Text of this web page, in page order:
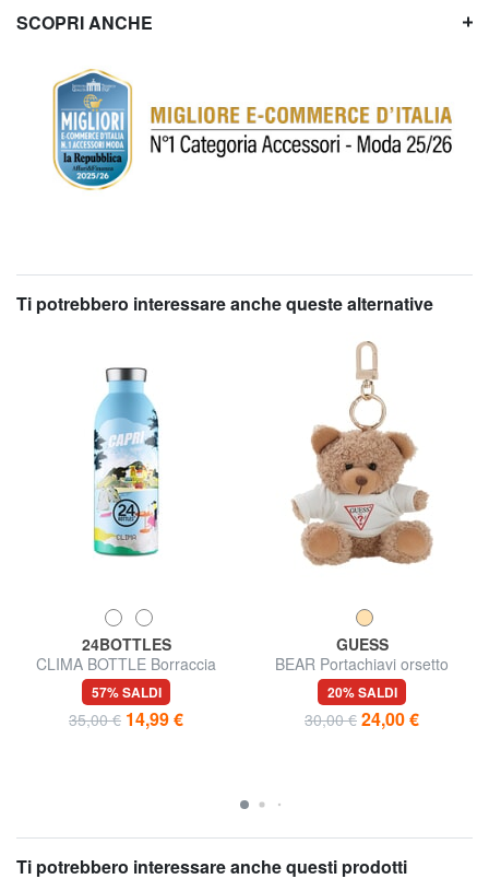
SCOPRI ANCHE
Ti potrebbero interessare anche queste alternative
24BOTTLES
CLIMA BOTTLE Borraccia
termica 500ml
57% SALDI
35,00 € 14,99 €
GUESS
BEAR Portachiavi orsetto
20% SALDI
30,00 € 24,00 €
Ti potrebbero interessare anche questi prodotti